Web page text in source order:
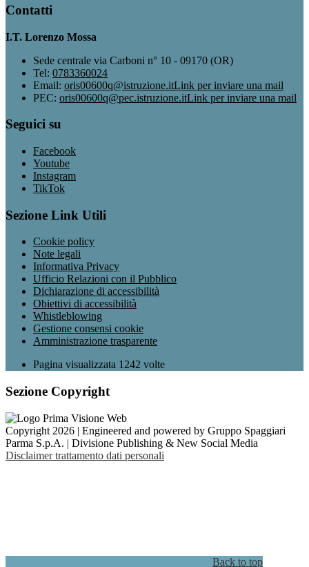
Contatti
I.T. Lorenzo Mossa
Sede centrale via Carboni n° 10 - 09170 (OR)
Tel: 0783360024
Email: oris00600q@istruzione.itLink per inviare una mail
PEC: oris00600q@pec.istruzione.itLink per inviare una mail
Seguici su
Facebook
Youtube
Instagram
TikTok
Sezione Link Utili
Cookie policy
Note legali
Informativa Privacy
Ufficio Relazioni con il Pubblico
Dichiarazione di accessibilità
Obiettivi di accessibilità
Whistleblowing
Gestione consensi cookie
Amministrazione trasparente
Pagina visualizzata 1242 volte
Sezione Copyright
Copyright 2026 | Engineered and powered by Gruppo Spaggiari
Parma S.p.A. | Divisione Publishing & New Social Media
Disclaimer trattamento dati personali
Back to top